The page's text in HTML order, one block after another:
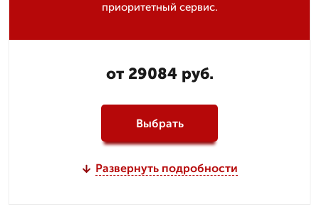
приоритетный сервис.
от 29084 руб.
Выбрать
Развернуть подробности